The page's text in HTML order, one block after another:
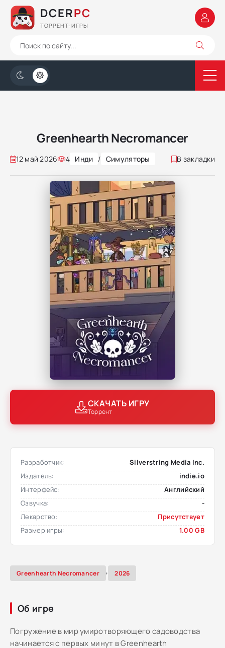
DCERPC
ТОРРЕНТ-ИГРЫ
Greenhearth Necromancer
12 май 2026 4 Инди / Симуляторы В закладки
СКАЧАТЬ ИГРУ
Торрент
Разработчик:
Silverstring Media Inc.
Издатель:
indie.io
Интерфейс:
Английский
Озвучка:
-
Лекарство:
Присутствует
Размер игры:
1.00 GB
Greenhearth Necromancer , 2026
Об игре
Погружение в мир умиротворяющего садоводства
начинается с первых минут в Greenhearth